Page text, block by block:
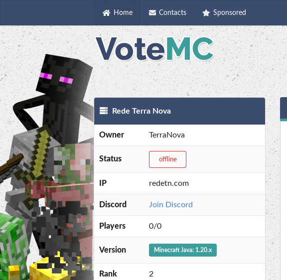
Home Contacts Sponsored
Rede Terra Nova
Owner TerraNova
Status offline
IP redetn.com
Discord Join Discord
Players 0/0
Version Minecraft Java: 1.20.x
Rank 2